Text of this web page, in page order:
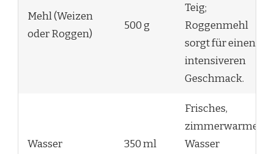
Mehl (Weizen
oder Roggen)
500 g
Teig;
Roggenmehl
sorgt für einen
intensiveren
Geschmack.
Wasser 350 ml
Frisches,
zimmerwarmes
Wasser